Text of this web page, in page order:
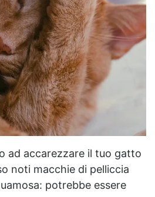
ad accarezzare il tuo gatto
noti macchie di pelliccia
potrebbe essere